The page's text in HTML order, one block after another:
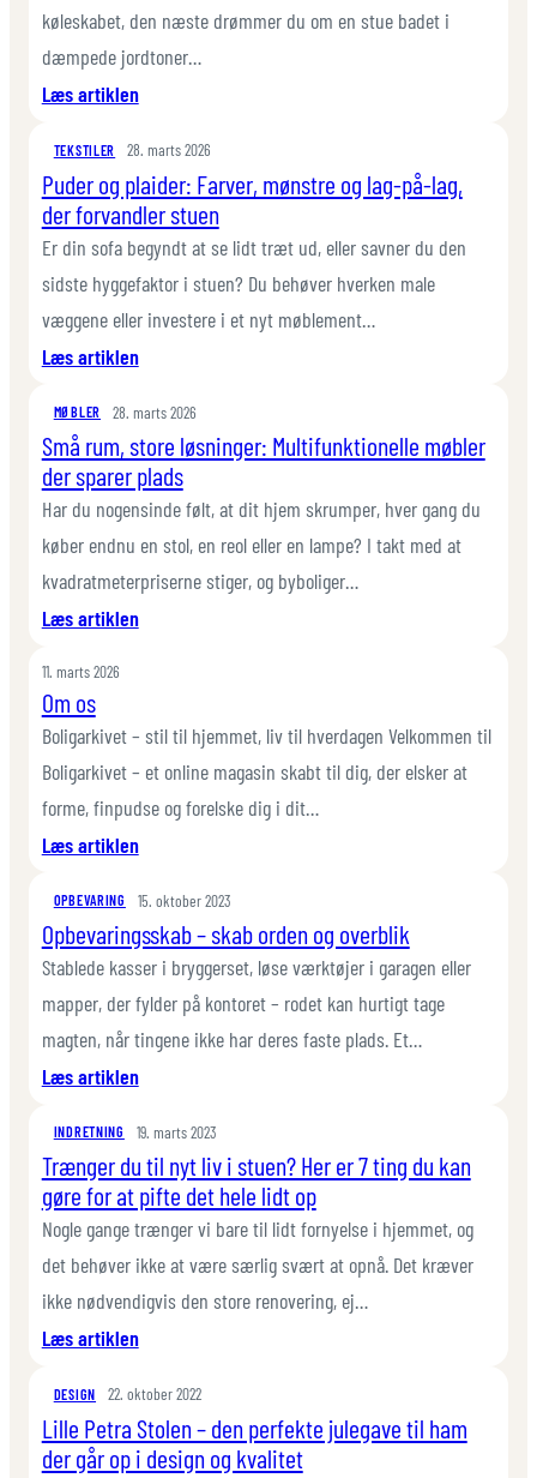
sådan
vælger
du
til
hvert
rum
køleskabet, den næste drømmer du om en stue badet i
dæmpede jordtoner…
Læs artiklen:
wabi-
sabi
eller
maximalisme?
Vælg
der
passer
din
hverdag
TEKSTILER 28. marts 2026
Puder og plaider: Farver, mønstre og lag-på-lag,
der forvandler stuen
Er din sofa begyndt at se lidt træt ud, eller savner du den
sidste hyggefaktor i stuen? Du behøver hverken male
væggene eller investere i et nyt møblement…
Læs artiklen:
og
plaider:
Farver,
mønstre
på-
lag,
MØBLER 28. marts 2026
Små rum, store løsninger: Multifunktionelle møbler
der sparer plads
Har du nogensinde følt, at dit hjem skrumper, hver gang du
køber endnu en stol, en reol eller en lampe? I takt med at
kvadratmeterpriserne stiger, og byboliger…
Læs artiklen:
løsninger:
Multifunktionelle
møbler
sparer
11. marts 2026
Om os
Boligarkivet – stil til hjemmet, liv til hverdagen Velkommen til
Boligarkivet – et online magasin skabt til dig, der elsker at
forme, finpudse og forelske dig i dit…
Læs artiklen:
os
OPBEVARING 15. oktober 2023
Opbevaringsskab – skab orden og overblik
Stablede kasser i bryggerset, løse værktøjer i garagen eller
mapper, der fylder på kontoret – rodet kan hurtigt tage
magten, når tingene ikke har deres faste plads. Et…
Læs artiklen:
–
skab
orden
og
overblik
INDRETNING 19. marts 2023
Trænger du til nyt liv i stuen? Her er 7 ting du kan
gøre for at pifte det hele lidt op
Nogle gange trænger vi bare til lidt fornyelse i hjemmet, og
det behøver ikke at være særlig svært at opnå. Det kræver
ikke nødvendigvis den store renovering, ej…
Læs artiklen:
du
til
nyt
DESIGN 22. oktober 2022
Lille Petra Stolen – den perfekte julegave til ham
der går op i design og kvalitet